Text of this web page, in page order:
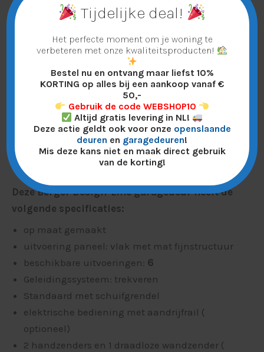
Design-Line garagedeur maakt u een
architectonisch statement en geeft u uw
woning een bijzondere touch.
Kijk hier de brochure van onze Berger
garagedeuren:Berger Garagedeuren
Onze garagedeuren zijn eenvoudig te
monteren. Naast de uitgebreide handleiding
hebben we ook een montagevideo. Deze bekijkt
u hier:TS100
Deze Berger Design-Line garagedeur heeft de
volgende specificaties:
op maat gemaakt
uitvoering paneel: vlak met mat fijnstructuur
beschikbare uitvoeringen: 6
Geleidingssysteem: trekveren
Standaard met schuifgrendel
elektrische bediening met aandrijfrail (
optioneel)
2 handzenders en 1 draadloze wandzender (
Tijdelijke deal!
Het perfecte moment om je woning te
verbeteren met onze kwaliteitsproducten!
Bestel nu en ontvang maar liefst 10%
KORTING op alles bij een aankoop vanaf €
50,-
Gebruik de code WEBSHOP10
Altijd gratis levering in NL!
Deze actie geldt ook voor onze openslaande
deuren en garagedeuren!
Mis deze kans niet en maak direct gebruik
van de korting!